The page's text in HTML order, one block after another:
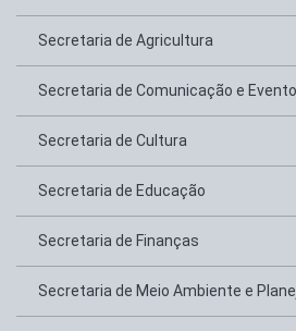
Secretaria de Agricultura
Secretaria de Comunicação e
Secretaria de Cultura
Secretaria de Educação
Secretaria de Finanças
Secretaria de Meio Ambiente e